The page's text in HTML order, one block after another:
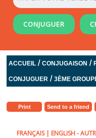
CONJUGUER
ACCUEIL /CONJUGAISON /
CONJUGUER /3ÈME
Print Send to a friend
FRANÇAIS| ENGLISH-